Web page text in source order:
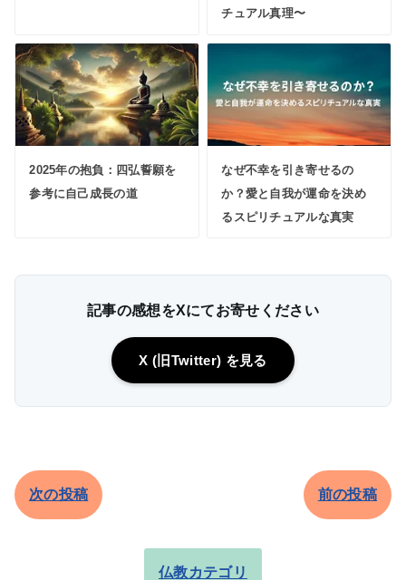
チュアル真理〜
2025年の抱負：四弘誓願を
参考に自己成長の道
なぜ不幸を引き寄せるの
か？愛と自我が運命を決め
るスピリチュアルな真実
記事の感想をXにてお寄せください
X (旧Twitter) を見る
次の投稿 前の投稿
仏教カテゴリ